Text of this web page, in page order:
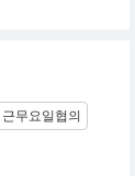
아름다워질
신영와코루는
니다.
무요일협의